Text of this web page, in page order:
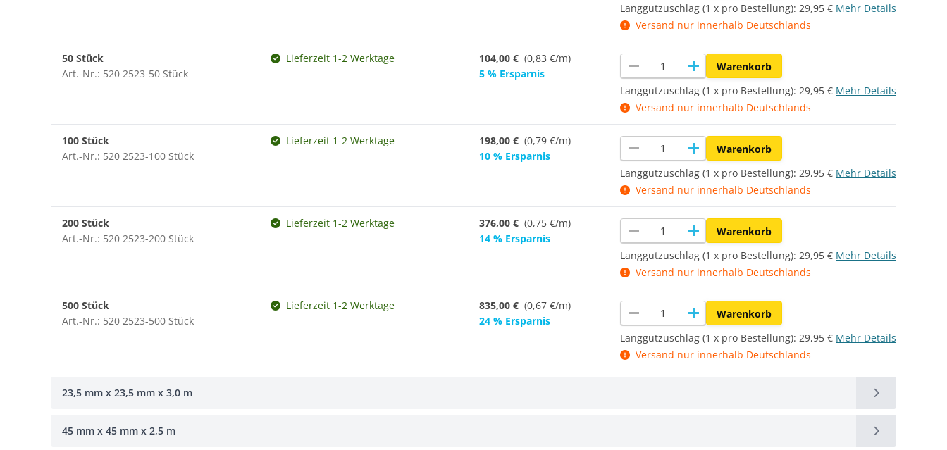
Langgutzuschlag (1 x pro Bestellung): 29,95 € Mehr Details
Versand nur innerhalb Deutschlands
50 Stück
Art.-Nr.: 520 2523-50 Stück
Lieferzeit 1-2 Werktage 104,00 € (0,83 €/m)
5 % Ersparnis
remove add
Warenkorb
Langgutzuschlag (1 x pro Bestellung): 29,95 € Mehr Details
Versand nur innerhalb Deutschlands
100 Stück
Art.-Nr.: 520 2523-100 Stück
Lieferzeit 1-2 Werktage 198,00 € (0,79 €/m)
10 % Ersparnis
remove add
Warenkorb
Langgutzuschlag (1 x pro Bestellung): 29,95 € Mehr Details
Versand nur innerhalb Deutschlands
200 Stück
Art.-Nr.: 520 2523-200 Stück
Lieferzeit 1-2 Werktage 376,00 € (0,75 €/m)
14 % Ersparnis
remove add
Warenkorb
Langgutzuschlag (1 x pro Bestellung): 29,95 € Mehr Details
Versand nur innerhalb Deutschlands
500 Stück
Art.-Nr.: 520 2523-500 Stück
Lieferzeit 1-2 Werktage 835,00 € (0,67 €/m)
24 % Ersparnis
remove add
Warenkorb
Langgutzuschlag (1 x pro Bestellung): 29,95 € Mehr Details
Versand nur innerhalb Deutschlands
23,5 mm x 23,5 mm x 3,0 m
45 mm x 45 mm x 2,5 m